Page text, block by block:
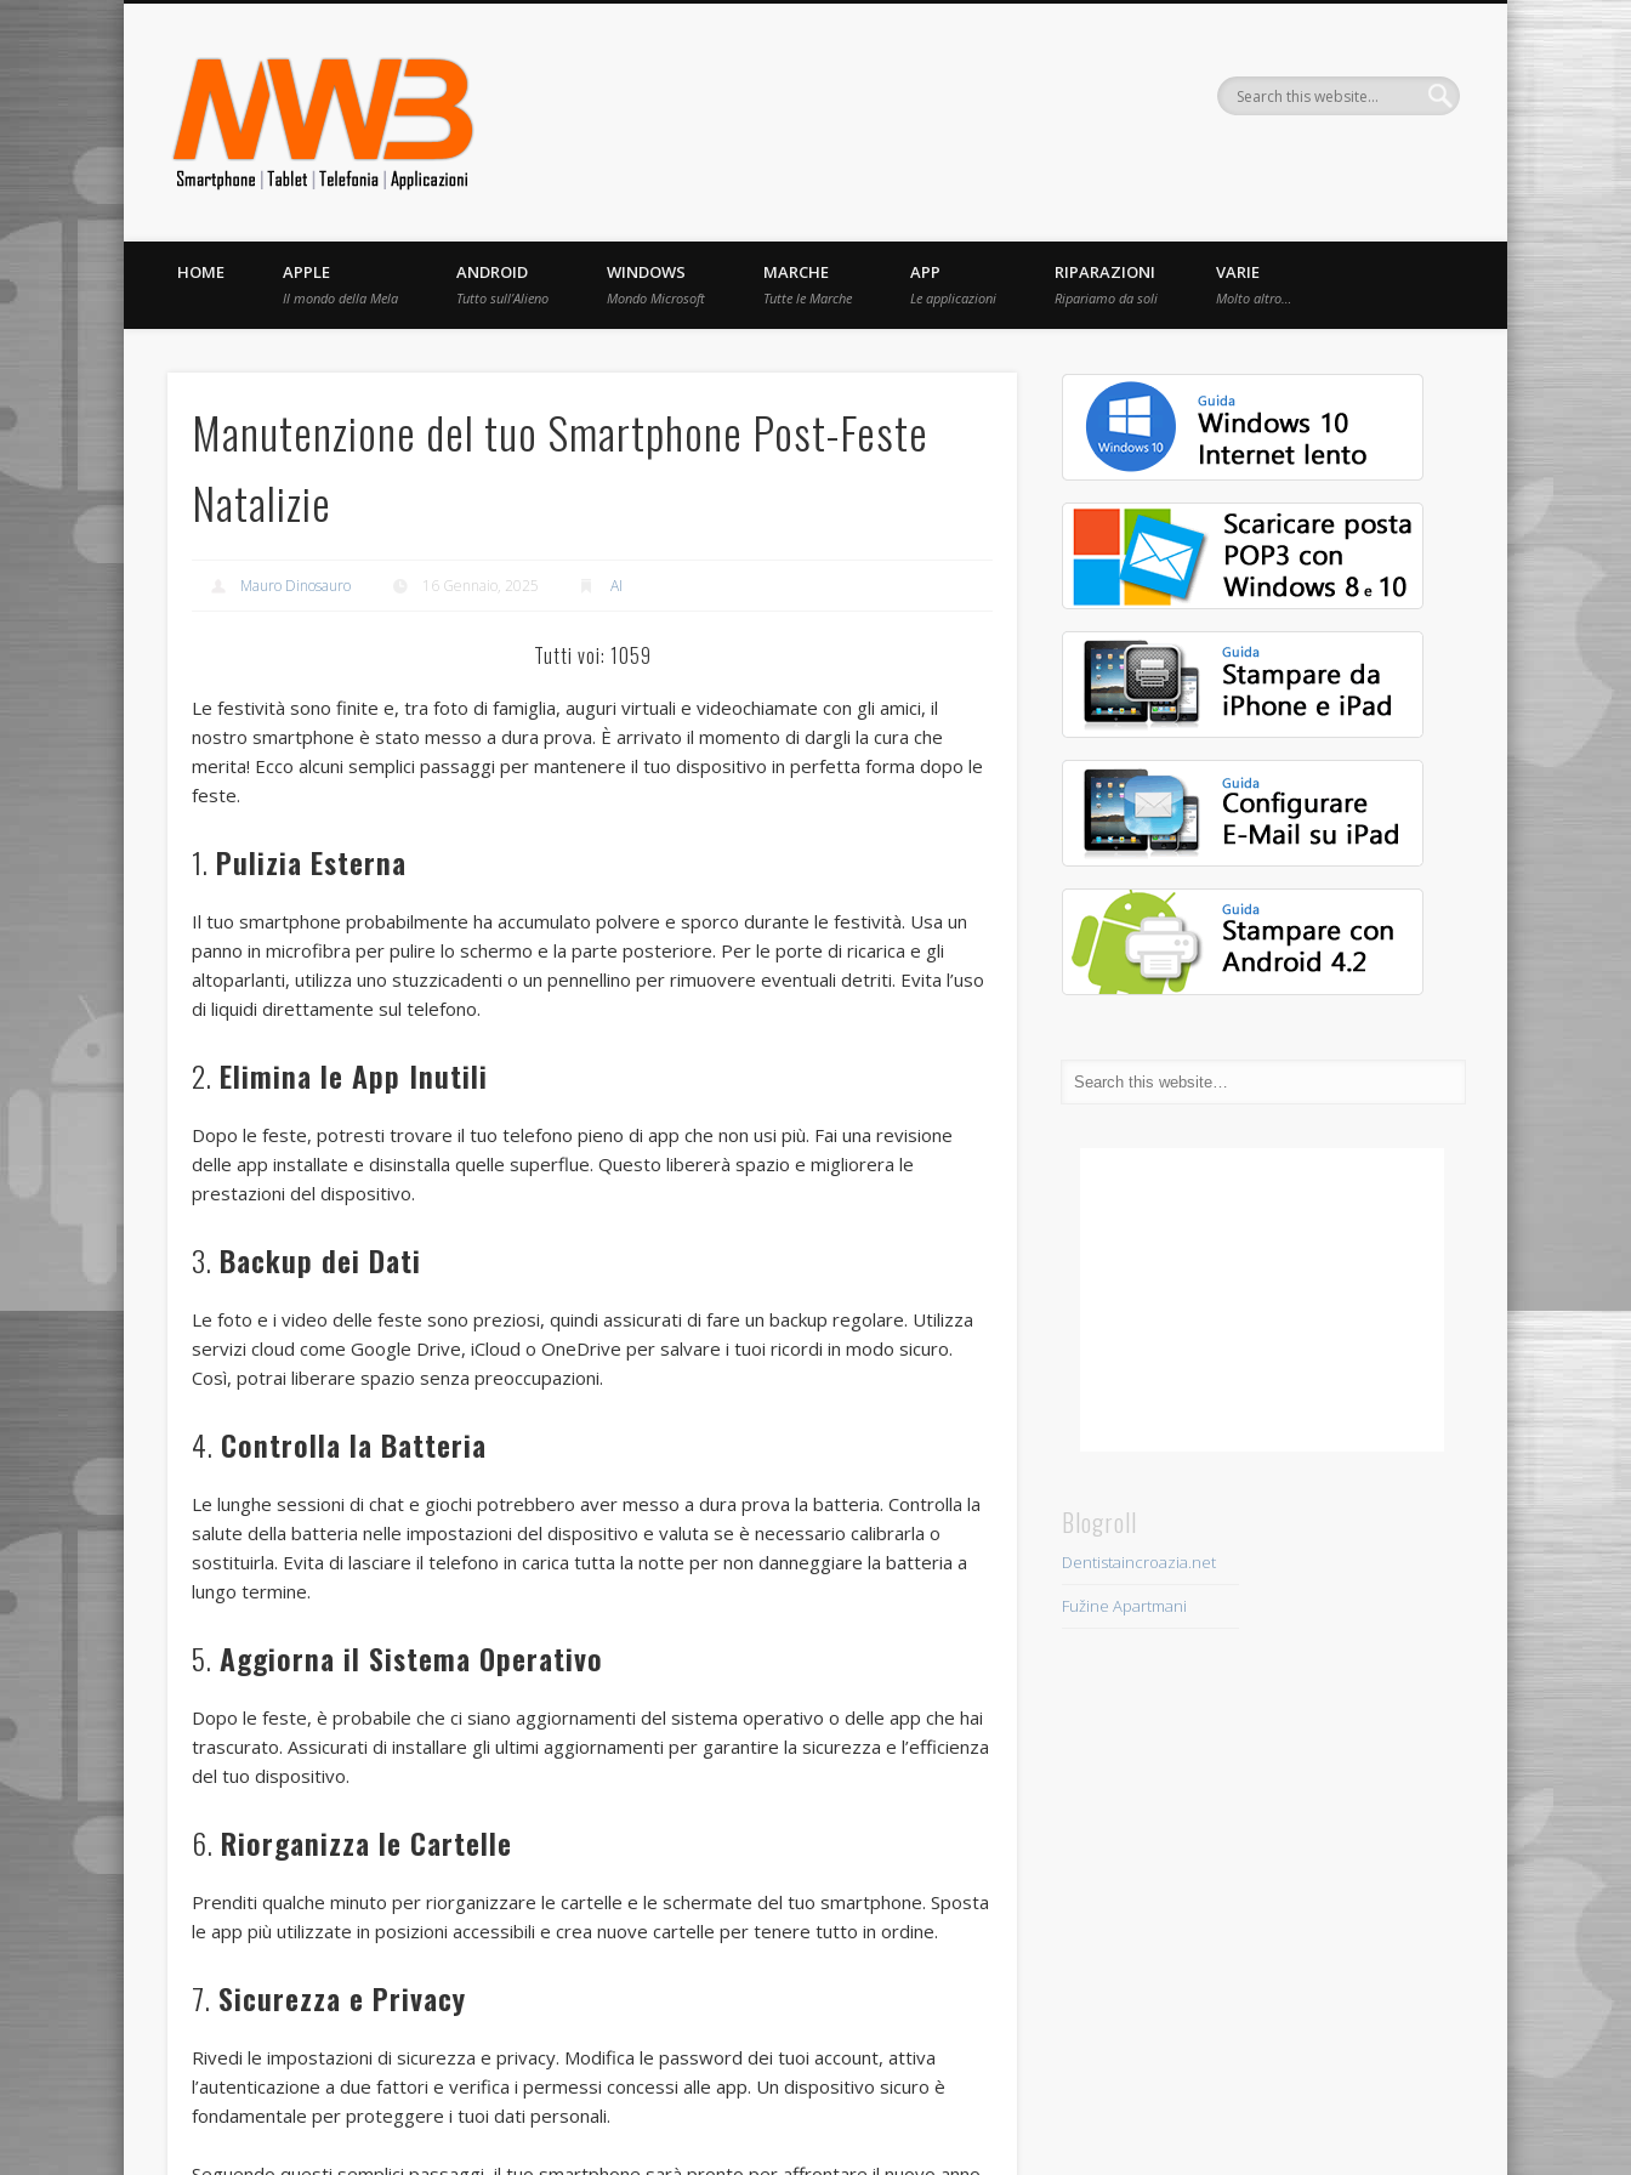
Siete appassionati di telefonia? I migliori Video, Recensioni e Prove raccolti in Rete.
HOME APPLE
Il mondo della Mela
ANDROID
Tutto sull’Alieno
WINDOWS
Mondo Microsoft
MARCHE
Tutte le Marche
APP
Le applicazioni
RIPARAZIONI
Ripariamo da soli
VARIE
Molto altro…
Manutenzione del tuo Smartphone Post-Feste
Natalizie
Mauro Dinosauro 16 Gennaio, 2025 AI
Tutti voi: 1059
Le festività sono finite e, tra foto di famiglia, auguri virtuali e videochiamate con gli amici, il
nostro smartphone è stato messo a dura prova. È arrivato il momento di dargli la cura che
merita! Ecco alcuni semplici passaggi per mantenere il tuo dispositivo in perfetta forma dopo le
feste.
1. Pulizia Esterna
Il tuo smartphone probabilmente ha accumulato polvere e sporco durante le festività. Usa un
panno in microfibra per pulire lo schermo e la parte posteriore. Per le porte di ricarica e gli
altoparlanti, utilizza uno stuzzicadenti o un pennellino per rimuovere eventuali detriti. Evita l’uso
di liquidi direttamente sul telefono.
2. Elimina le App Inutili
Dopo le feste, potresti trovare il tuo telefono pieno di app che non usi più. Fai una revisione
delle app installate e disinstalla quelle superflue. Questo libererà spazio e migliorera le
prestazioni del dispositivo.
3. Backup dei Dati
Le foto e i video delle feste sono preziosi, quindi assicurati di fare un backup regolare. Utilizza
servizi cloud come Google Drive, iCloud o OneDrive per salvare i tuoi ricordi in modo sicuro.
Così, potrai liberare spazio senza preoccupazioni.
4. Controlla la Batteria
Le lunghe sessioni di chat e giochi potrebbero aver messo a dura prova la batteria. Controlla la
salute della batteria nelle impostazioni del dispositivo e valuta se è necessario calibrarla o
sostituirla. Evita di lasciare il telefono in carica tutta la notte per non danneggiare la batteria a
lungo termine.
5.Aggiorna il Sistema Operativo
Dopo le feste, è probabile che ci siano aggiornamenti del sistema operativo o delle app che hai
trascurato. Assicurati di installare gli ultimi aggiornamenti per garantire la sicurezza e l’efficienza
del tuo dispositivo.
6. Riorganizza le Cartelle
Prenditi qualche minuto per riorganizzare le cartelle e le schermate del tuo smartphone. Sposta
le app più utilizzate in posizioni accessibili e crea nuove cartelle per tenere tutto in ordine.
7. Sicurezza e Privacy
Rivedi le impostazioni di sicurezza e privacy. Modifica le password dei tuoi account, attiva
l’autenticazione a due fattori e verifica i permessi concessi alle app. Un dispositivo sicuro è
fondamentale per proteggere i tuoi dati personali.
Blogroll
Dentistaincroazia.net
Fužine Apartmani